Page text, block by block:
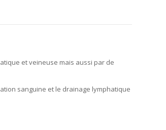
et veineuse mais aussi par de
sanguine et le drainage lymphatique